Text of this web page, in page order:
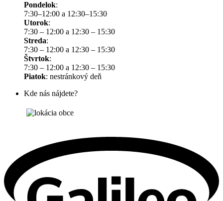
Pondelok:
7:30–12:00 a 12:30–15:30
Utorok:
7:30 – 12:00 a 12:30 – 15:30
Streda:
7:30 – 12:00 a 12:30 – 15:30
Štvrtok:
7:30 – 12:00 a 12:30 – 15:30
Piatok: nestránkový deň
Kde nás nájdete?